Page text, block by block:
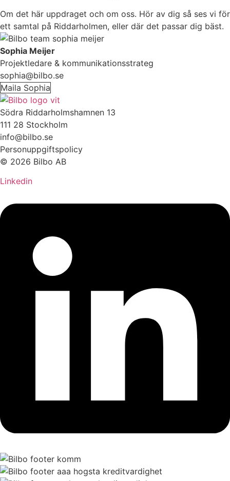
Om det här uppdraget och om oss. Hör av dig så ses vi för
ett samtal på Riddarholmen, eller där det passar dig bäst.
Sophia Meijer
Projektledare & kommunikationsstrateg
sophia@bilbo.se
Maila Sophia
Södra Riddarholmshamnen 13
111 28 Stockholm
info@bilbo.se
Personuppgiftspolicy
© 2026 Bilbo AB
Linkedin